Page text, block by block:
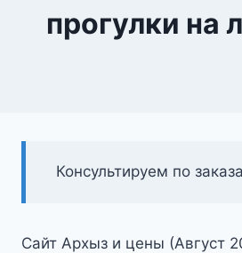
прогулки на
Консультируем по
Сайт Архыз и цены (Август